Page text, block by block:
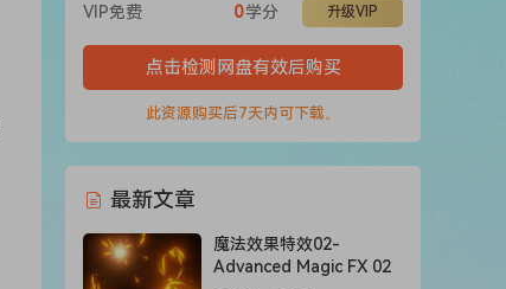
VIP免费 升级VIP
0学分
点击检测网盘有效后购买
此资源购买后7天内可下载。
最新文章
魔法效果特效02-
Advanced Magic FX 02